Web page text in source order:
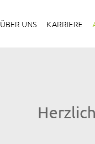
ÜBER UNS KARRIERE